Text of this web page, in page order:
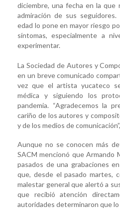
diciembre, una fecha en la
admiración de sus
edad lo pone en mayor riesgo
síntomas, especialmente a
experimentar.
La Sociedad de Autores y
en un breve comunicado
vez que el artista yucateco
médica y siguiendo los
pandemia. “Agradecemos la
cariño de los autores y
y de los medios de
Aunque no se conocen más
SACM mencionó que Armando
pasados de una grabaciones
que, desde el pasado martes,
malestar general que alertó a
que recibió atención
autoridades determinaron que